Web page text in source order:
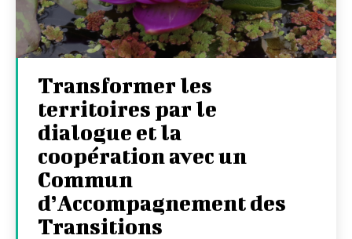
Transformer les
territoires par le
dialogue et la
coopération avec un
Commun
d’Accompagnement des
Transitions